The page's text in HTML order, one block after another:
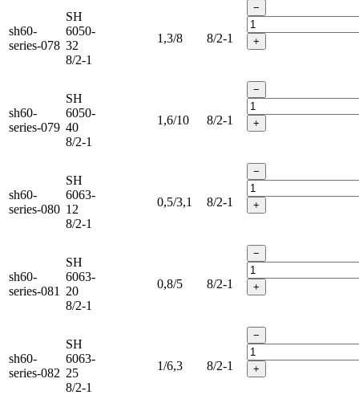
sh60-
series-078
SH
6050-
32
8/2-1
1,3/8 8/2-1
−
+
sh60-
series-079
SH
6050-
40
8/2-1
1,6/10 8/2-1
−
+
sh60-
series-080
SH
6063-
12
8/2-1
0,5/3,1 8/2-1
−
+
sh60-
series-081
SH
6063-
20
8/2-1
0,8/5 8/2-1
−
+
sh60-
series-082
SH
6063-
25
8/2-1
1/6,3 8/2-1
−
+